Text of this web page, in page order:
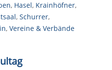
, Hasel, Krainhöfner,
, Schurrer,
, Vereine & Verbände